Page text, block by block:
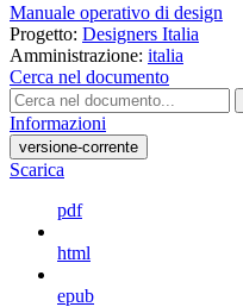
Manuale operativo di design
Progetto: Designers Italia
Amministrazione: italia
Cerca nel documento
Informazioni
versione-corrente
Scarica
pdf
html
epub